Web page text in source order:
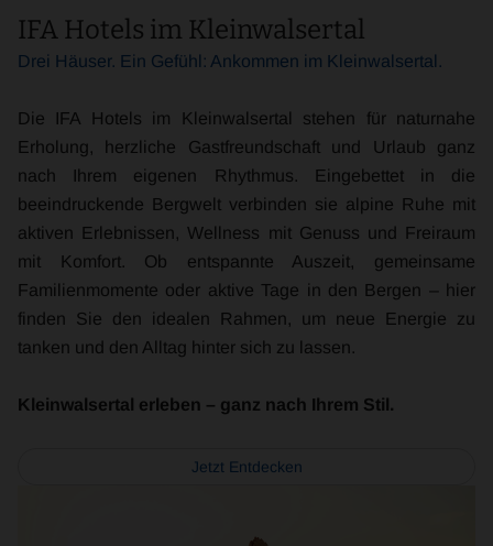
IFA Hotels im Kleinwalsertal
Drei Häuser. Ein Gefühl: Ankommen im Kleinwalsertal.
Die IFA Hotels im Kleinwalsertal stehen für naturnahe
Erholung, herzliche Gastfreundschaft und Urlaub ganz
nach Ihrem eigenen Rhythmus. Eingebettet in die
beeindruckende Bergwelt verbinden sie alpine Ruhe mit
aktiven Erlebnissen, Wellness mit Genuss und Freiraum
mit Komfort. Ob entspannte Auszeit, gemeinsame
Familienmomente oder aktive Tage in den Bergen – hier
finden Sie den idealen Rahmen, um neue Energie zu
tanken und den Alltag hinter sich zu lassen.
Kleinwalsertal erleben – ganz nach Ihrem Stil.
Book
Jetzt Entdecken